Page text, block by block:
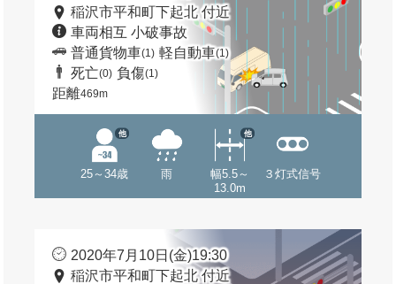
稲沢市平和町下起北 付近
車両相互 小破事故
普通貨物車(1) 軽自動車(1)
死亡(0) 負傷(1)
距離469m
25～34歳
他
雨
幅5.5～
13.0m
他
３灯式信号
2020年7月10日(金)19:30
稲沢市平和町下起北 付近